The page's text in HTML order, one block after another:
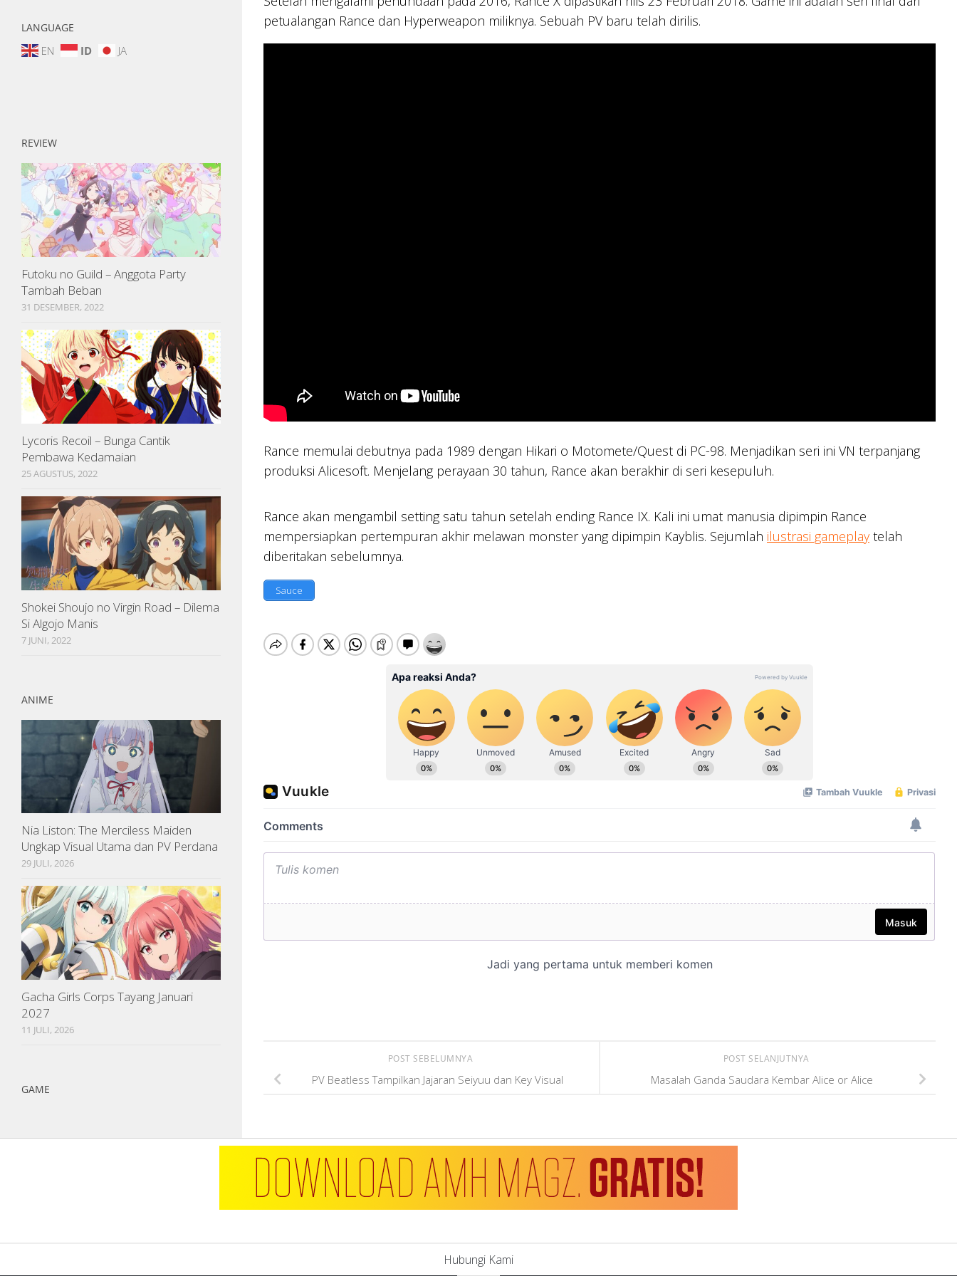
petualangan Rance dan Hyperweapon miliknya. Sebuah PV baru telah dirilis.
Rance memulai debutnya pada 1989 dengan Hikari o Motomete/Quest di PC-98. Menjadikan seri ini VN terpanjang
produksi Alicesoft. Menjelang perayaan 30 tahun, Rance akan berakhir di seri kesepuluh.
Rance akan mengambil setting satu tahun setelah ending Rance IX. Kali ini umat manusia dipimpin Rance
mempersiapkan pertempuran akhir melawan monster yang dipimpin Kayblis. Sejumlah ilustrasi gameplaytelah
diberitakan sebelumnya.
Sauce
POST SELANJUTNYA
Masalah Ganda Saudara Kembar Alice or Alice
POST SEBELUMNYA
PV Beatless Tampilkan Jajaran Seiyuu dan Key Visual
LANGUAGE
EN ID JA
REVIEW
Futoku no Guild – Anggota Party
Tambah Beban
31 DESEMBER, 2022
Lycoris Recoil – Bunga Cantik
Pembawa Kedamaian
25 AGUSTUS, 2022
Shokei Shoujo no Virgin Road – Dilema
Si Algojo Manis
7 JUNI, 2022
ANIME
Nia Liston: The Merciless Maiden
Ungkap Visual Utama dan PV Perdana
29 JULI, 2026
Gacha Girls Corps Tayang Januari
2027
11 JULI, 2026
GAME
Hubungi Kami